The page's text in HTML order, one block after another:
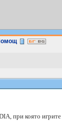
при която